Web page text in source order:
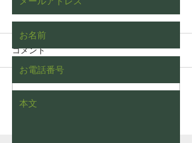
枯れたヒバをチェーンブ
コメント
コメントを追加…